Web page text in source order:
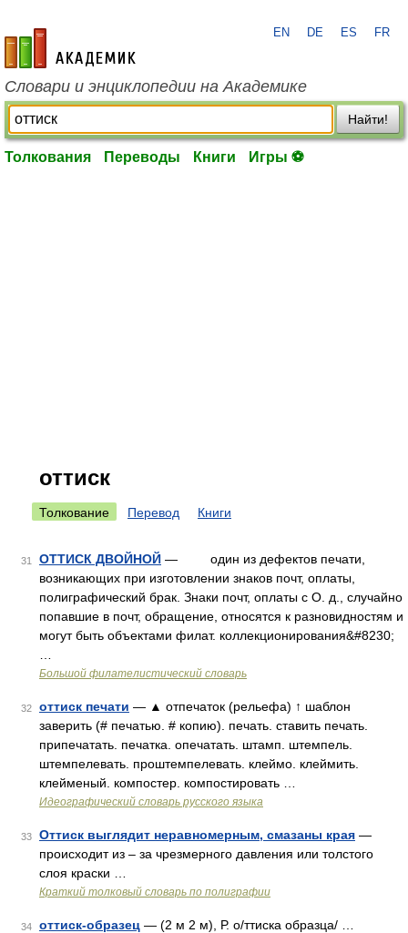
academic.ru
EN DE ES FR
Словари и энциклопедии на Академике
Найти!
Толкования Переводы Книги Игры ⚽
оттиск
Толкование Перевод Книги
31 ОТТИСК ДВОЙНОЙ — один из дефектов печати,
возникающих при изготовлении знаков почт, оплаты,
полиграфический брак. Знаки почт, оплаты с О. д., случайно
попавшие в почт, обращение, относятся к разновидностям и
могут быть объектами филат. коллекционирования&#8230;
Большой филателистический словарь
32 оттиск печати — ▲ отпечаток (рельефа) ↑ шаблон
заверить (# печатью. # копию). печать. ставить печать.
припечатать. печатка. опечатать. штамп. штемпель.
штемпелевать. проштемпелевать. клеймо. клеймить.
клейменый. компостер. компостировать …
Идеографический словарь русского языка
33 Оттиск выглядит неравномерным, смазаны края —
происходит из – за чрезмерного давления или толстого
слоя краски …
Краткий толковый словарь по полиграфии
34 оттиск-образец — (2 м 2 м), Р. о/ттиска образца/ …